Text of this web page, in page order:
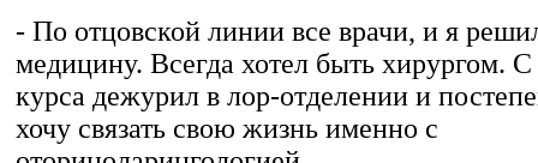
- По отцовской линии все врачи, и я
медицину. Всегда хотел быть хирургом. С
курса дежурил в лор-отделении и
хочу связать свою жизнь именно с